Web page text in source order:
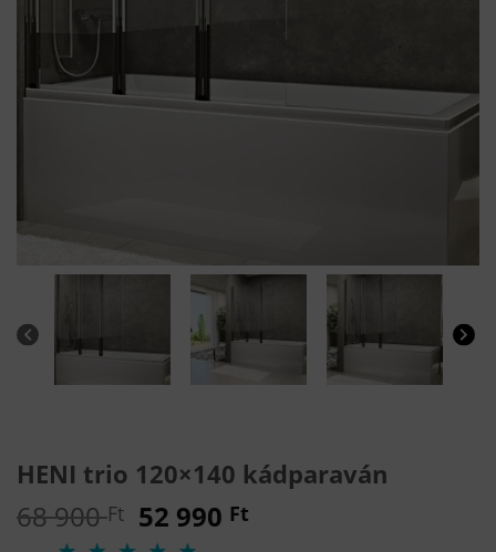
HENI trio 120×140 kádparaván
68 900Ft Original
price
52 990 Ft